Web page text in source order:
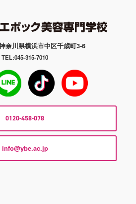
奈川県横浜市中区千歳町3-6
TEL:045-315-7010
0120-458-078
info@ybe.ac.jp